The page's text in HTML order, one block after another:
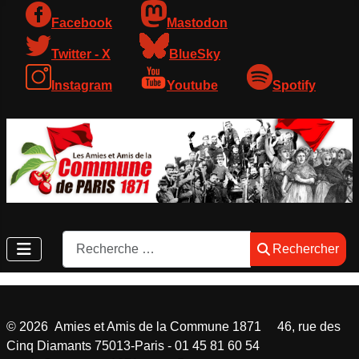
Facebook Mastodon
Twitter - X BlueSky
Instagram Youtube Spotify
Rechercher
Rechercher
© 2026 Amies et Amis de la Commune 1871 46, rue des
Cinq Diamants 75013-Paris - 01 45 81 60 54